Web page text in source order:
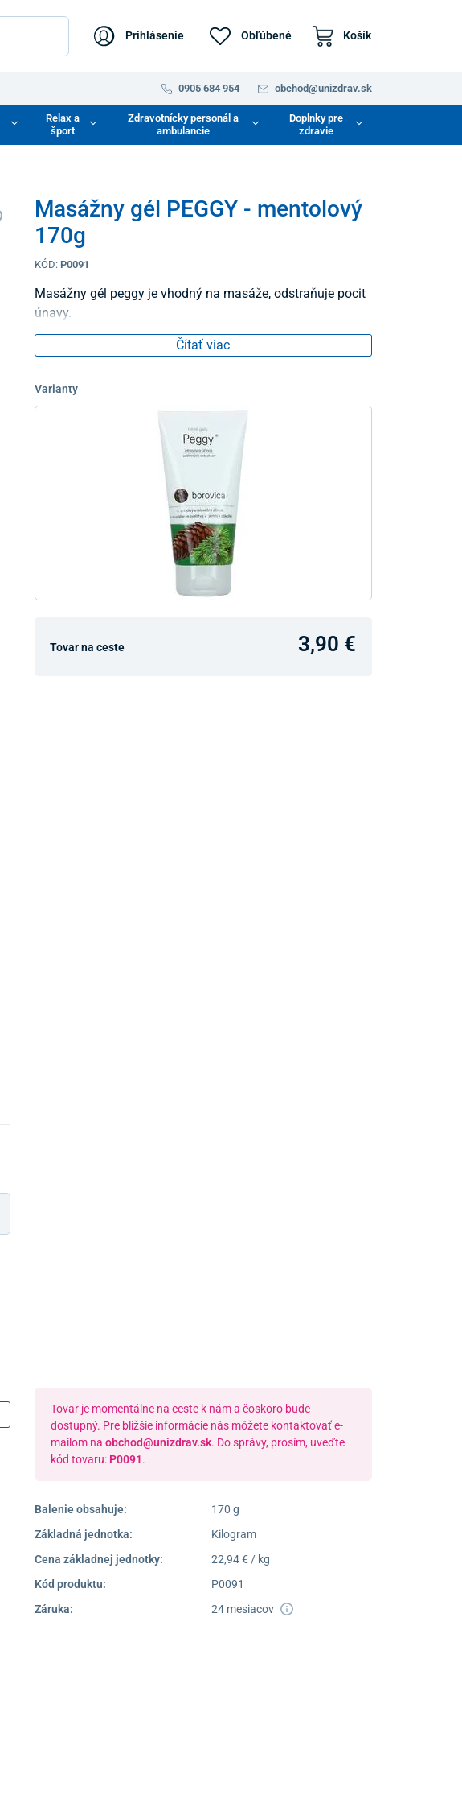
Prihlásenie Obľúbené Košík
0905 684 954 obchod@unizdrav.sk
Relax a
šport
Zdravotnícky personál a
ambulancie
Doplnky pre
zdravie
Masážny gél PEGGY - mentolový
170g
KÓD: P0091
Masážny gél peggy je vhodný na masáže, odstraňuje pocit
únavy.
Čítať viac
Varianty
Tovar na ceste 3,90 €
Tovar je momentálne na ceste k nám a čoskoro bude
dostupný. Pre bližšie informácie nás môžete kontaktovať e-
mailom naobchod@unizdrav.sk. Do správy, prosím, uveďte
kód tovaru: P0091.
Balenie obsahuje:
170 g
Základná jednotka:
Kilogram
Cena základnej jednotky:
22,94 € / kg
Kód produktu:
P0091
Záruka:
24 mesiacov
TOP PRODUKT
TIP NA DARČEK